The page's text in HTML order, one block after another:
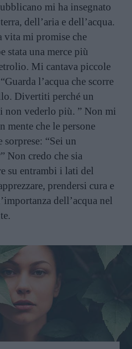
mi ha insegnato
dell’aria e dell’acqua.
vita mi promise che
stata una merce più
Mi cantava piccole
l’acqua che scorre
Divertiti perché un
non vederlo più. ” Non mi
mente che le persone
sorprese: “Sei un
Non credo che sia
su entrambi i lati del
prendersi cura e
dell’acqua nel